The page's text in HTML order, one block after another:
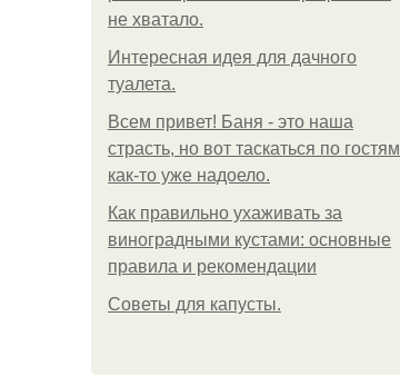
не хватало.
Интересная идея для дачного
туалета.
Всем привет! Баня - это наша
страсть, но вот таскаться по гостям
как-то уже надоело.
Как правильно ухаживать за
виноградными кустами: основные
правила и рекомендации
Советы для капусты.